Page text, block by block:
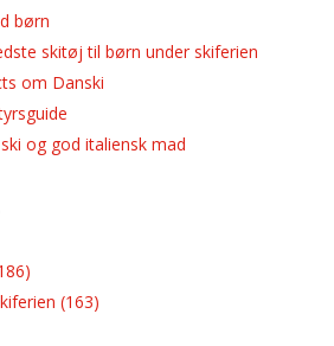
børn
skitøj til børn under skiferien
om Danski
og god italiensk mad
(163)